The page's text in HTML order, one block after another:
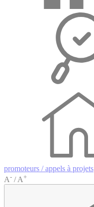
promoteurs / appels à projets
A- / A+